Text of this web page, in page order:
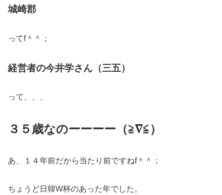
城崎郡
ってf＾＾；
経営者の今井学さん（三五）
って、、、
３５歳なのーーーー（≧∇≦）
あ、１４年前だから当たり前ですねf＾＾；
ちょうど日韓W杯のあった年でした。